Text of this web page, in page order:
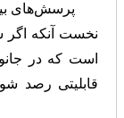
پرسش‌های
نخست آنکه اگر
است که در
قابلیتی رصد